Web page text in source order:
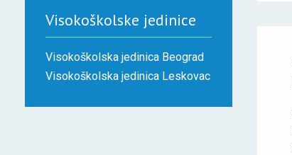
Visokoškolske jedinice
Visokoškolska jedinica Beograd
Visokoškolska jedinica Leskovac